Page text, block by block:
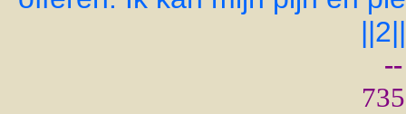
||2||
735